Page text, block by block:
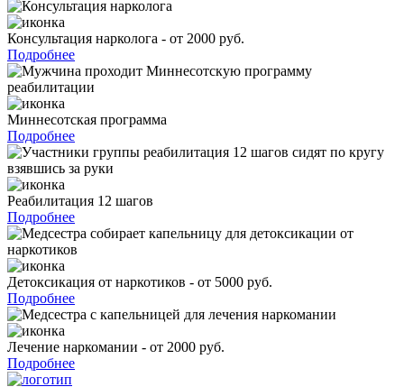
Консультация нарколога - от 2000 руб.
Подробнее
Миннесотская программа
Подробнее
Реабилитация 12 шагов
Подробнее
Детоксикация от наркотиков - от 5000 руб.
Подробнее
Лечение наркомании - от 2000 руб.
Подробнее